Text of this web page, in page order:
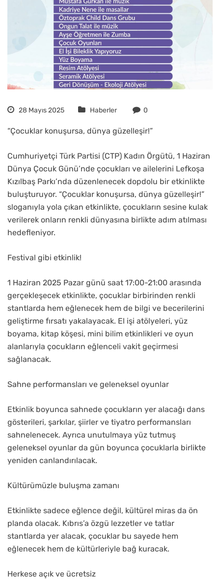
28 Mayıs 2025 Haberler 0
“Çocuklar konuşursa, dünya güzelleşir!”
Cumhuriyetçi Türk Partisi (CTP) Kadın Örgütü, 1 Haziran
Dünya Çocuk Günü’nde çocukları ve ailelerini Lefkoşa
Kızılbaş Parkı’nda düzenlenecek dopdolu bir etkinlikte
buluşturuyor. “Çocuklar konuşursa, dünya güzelleşir!”
sloganıyla yola çıkan etkinlikte, çocukların sesine kulak
verilerek onların renkli dünyasına birlikte adım atılması
hedefleniyor.
Festival gibi etkinlik!
1 Haziran 2025 Pazar günü saat 17:00-21:00 arasında
gerçekleşecek etkinlikte, çocuklar birbirinden renkli
stantlarda hem eğlenecek hem de bilgi ve becerilerini
geliştirme fırsatı yakalayacak. El işi atölyeleri, yüz
boyama, kitap köşesi, mini bilim etkinlikleri ve oyun
alanlarıyla çocukların eğlenceli vakit geçirmesi
sağlanacak.
Sahne performansları ve geleneksel oyunlar
Etkinlik boyunca sahnede çocukların yer alacağı dans
gösterileri, şarkılar, şiirler ve tiyatro performansları
sahnelenecek. Ayrıca unutulmaya yüz tutmuş
geleneksel oyunlar da gün boyunca çocuklarla birlikte
yeniden canlandırılacak.
Kültürümüzle buluşma zamanı
Etkinlikte sadece eğlence değil, kültürel miras da ön
planda olacak. Kıbrıs’a özgü lezzetler ve tatlar
stantlarda yer alacak, çocuklar bu sayede hem
eğlenecek hem de kültürleriyle bağ kuracak.
Herkese açık ve ücretsiz